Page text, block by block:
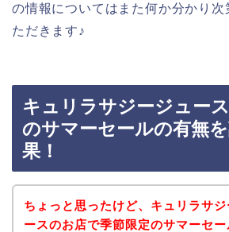
の情報についてはまた何か分かり次
ただきます♪
キュリラサジージュー
のサマーセールの有無
果！
ちょっと思ったけど、キュリラサジ
ースのお店で季節限定のサマーセ